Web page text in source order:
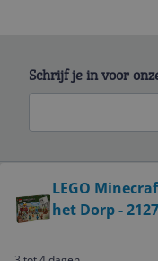
LEGO
het Dorp -
Schrijf je in voor
Service